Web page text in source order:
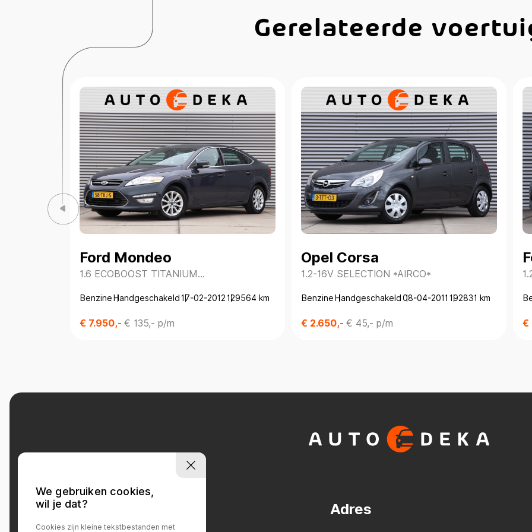
Gerelateerde
Ford Mondeo
1.6 ECOBOOST TITANIUM
Benzine Handgeschakeld 17-02-2012129564 km
€ 7.950,- € 135,- p/m
Opel Corsa
1.2-16V SELECTION *AIRCO*
Benzine Handgeschakeld 08-04-2011 192831 km
€ 2.650,- € 45,- p/m €
Adres
We gebruiken cookies,
wil je dat?
Cookies zijn kleine tekstbestanden met